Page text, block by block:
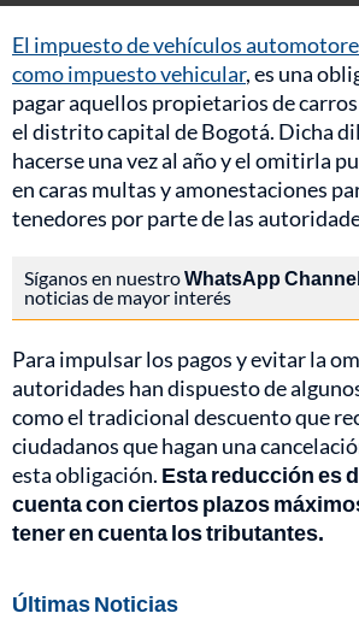
El impuesto de vehículos
como impuesto vehicular, es una
pagar aquellos propietarios de
el distrito capital de Bogotá. Dicha
hacerse una vez al año y el omitirla
en caras multas y amonestaciones
tenedores por parte de las
Síganos en nuestroWhatsApp
noticias de mayor interés
Para impulsar los pagos y evitar la
autoridades han dispuesto de
como el tradicional descuento que
ciudadanos que hagan una
esta obligación. Esta reducción es
cuenta con ciertos plazos
tener en cuenta los tributantes.
Últimas Noticias